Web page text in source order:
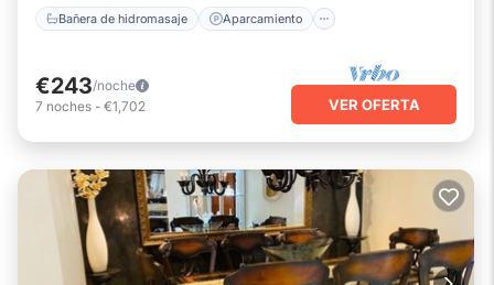
Bañera de hidromasaje Aparcamiento
€243/noche
7 noches - €1,702 VER OFERTA